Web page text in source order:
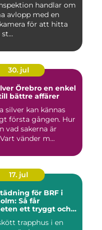
handlar om
avlopp med en
för att hitta
30. jul
Örebro en enkel
bättre affärer
silver kan kännas
första gången. Hur
vad sakerna är
vänder m...
17. jul
för BRF i
Så får
ett tryggt och
trapphus i en